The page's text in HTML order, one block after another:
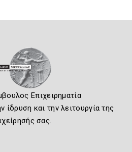
Επιχειρηματία
και την λειτουργία της
σας.